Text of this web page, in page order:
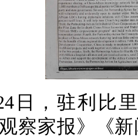
日，驻利比
观察家报》《